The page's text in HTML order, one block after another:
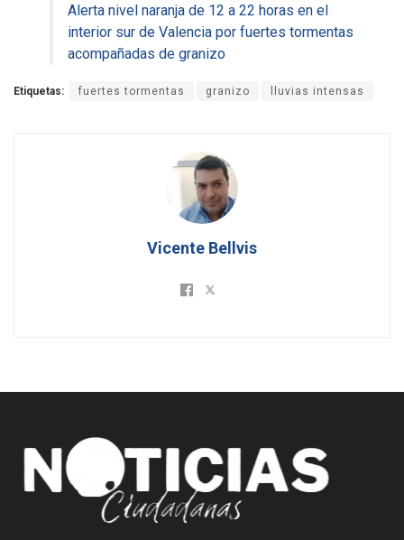
Alerta nivel naranja de 12 a 22 horas en el
interior sur de Valencia por fuertes tormentas
acompañadas de granizo
Etiquetas: fuertes tormentas granizo lluvias intensas
Vicente Bellvis